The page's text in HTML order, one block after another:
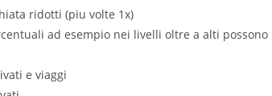
ridotti (piu volte 1x)
ad esempio nei livelli oltre a alti possono
e viaggi